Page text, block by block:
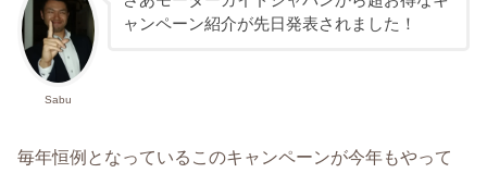
Sabu
ャンペーン紹介が先日発表されました！
毎年恒例となっているこのキャンペーンが今年もやって